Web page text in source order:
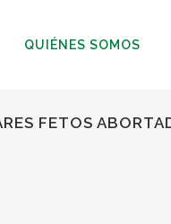
QUIÉNES SOMOS
FETOS